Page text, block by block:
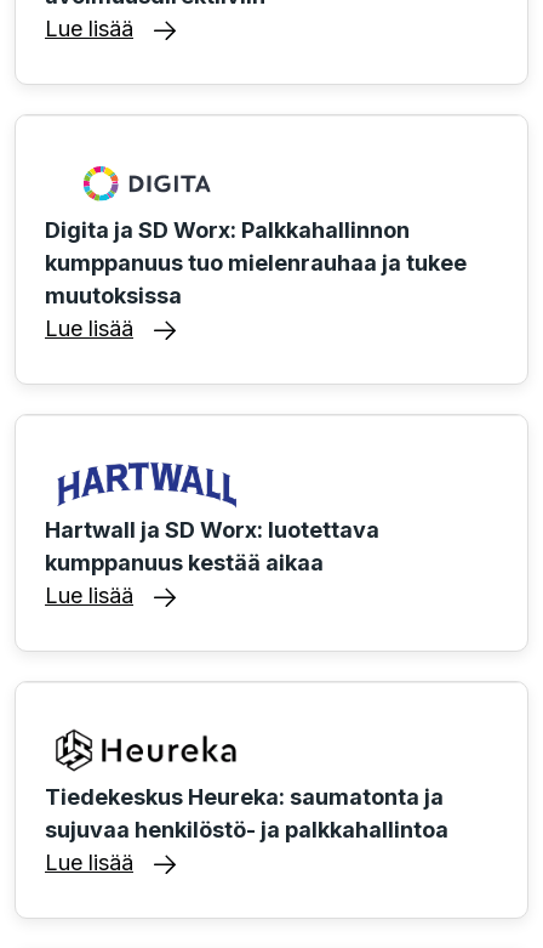
Lue lisää
Digita ja SD Worx: Palkkahallinnon
kumppanuus tuo mielenrauhaa ja tukee
muutoksissa
Lue lisää
Hartwall ja SD Worx: luotettava
kumppanuus kestää aikaa
Lue lisää
Tiedekeskus Heureka: saumatonta ja
sujuvaa henkilöstö- ja palkkahallintoa
Lue lisää